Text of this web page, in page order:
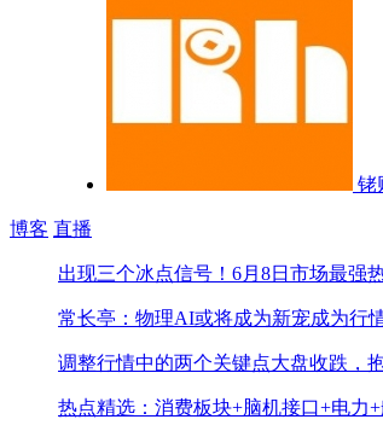
铑
博客 直播
出现三个冰点信号！ 6月8日市场最强
常长亭：物理AI或将成为新宠成为行
调整行情中的两个关键点大盘收跌，
热点精选：消费板块+脑机接口+电力